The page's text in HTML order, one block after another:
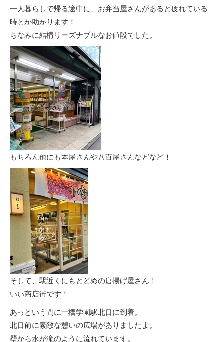
一人暮らしで帰る途中に、お弁当屋さんがあると疲れている
時とか助かります！
ちなみに結構リーズナブルなお値段でした。
もちろん他にも本屋さんや八百屋さんなどなど！
そして、駅近くにもとどめの唐揚げ屋さん！
いい商店街です！
あっという間に一橋学園駅北口に到着。
北口前に素敵な憩いの広場がありましたよ。
壁から水が滝のように流れています。